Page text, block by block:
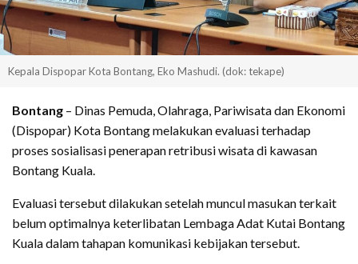
Kepala Dispopar Kota Bontang, Eko Mashudi. (dok: tekape)
Bontang – Dinas Pemuda, Olahraga, Pariwisata dan Ekonomi
(Dispopar) Kota Bontang melakukan evaluasi terhadap
proses sosialisasi penerapan retribusi wisata di kawasan
Bontang Kuala.
Evaluasi tersebut dilakukan setelah muncul masukan terkait
belum optimalnya keterlibatan Lembaga Adat Kutai Bontang
Kuala dalam tahapan komunikasi kebijakan tersebut.